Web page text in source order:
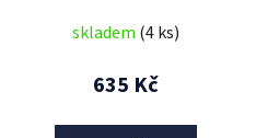
skladem (4 ks)
635 Kč